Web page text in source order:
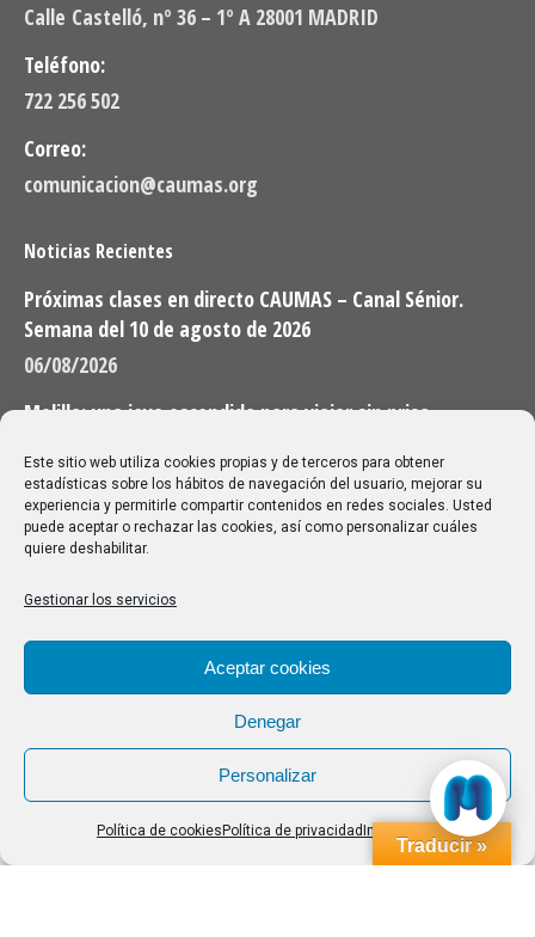
Este sitio web utiliza cookies propias y de terceros para obtener
estadísticas sobre los hábitos de navegación del usuario, mejorar su
experiencia y permitirle compartir contenidos en redes sociales. Usted
puede aceptar o rechazar las cookies, así como personalizar cuáles
quiere deshabilitar.
Gestionar los servicios
Aceptar cookies
Denegar
Personalizar
Política de cookies Política de privacidad Impressum
Calle Castelló, nº 36 – 1º A 28001 MADRID
Teléfono:
722 256 502
Correo:
comunicacion@caumas.org
Noticias Recientes
Próximas clases en directo CAUMAS – Canal Sénior.
Semana del 10 de agosto de 2026
06/08/2026
Melilla: una joya escondida para viajar sin prisa
28/07/2026
Buscar
Buscar:
Aviso Legal|Política de privacidad|Política de cookies
Traducir »